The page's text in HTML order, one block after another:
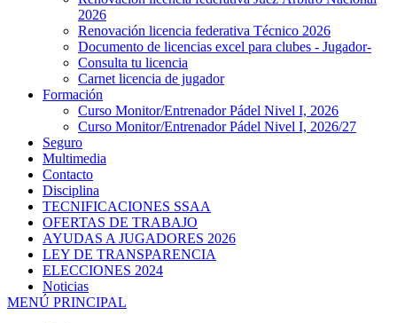
2026
Renovación licencia federativa Técnico 2026
Documento de licencias excel para clubes - Jugador-
Consulta tu licencia
Carnet licencia de jugador
Formación
Curso Monitor/Entrenador Pádel Nivel I, 2026
Curso Monitor/Entrenador Pádel Nivel I, 2026/27
Seguro
Multimedia
Contacto
Disciplina
TECNIFICACIONES SSAA
OFERTAS DE TRABAJO
AYUDAS A JUGADORES 2026
LEY DE TRANSPARENCIA
ELECCIONES 2024
Noticias
MENÚ PRINCIPAL